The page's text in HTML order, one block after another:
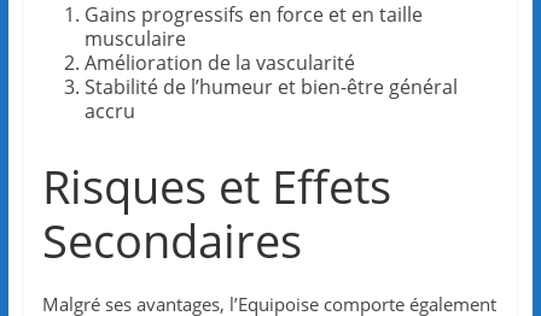
Gains progressifs en force et en taille
musculaire
Amélioration de la vascularité
Stabilité de l’humeur et bien-être général
accru
Risques et Effets
Secondaires
Malgré ses avantages, l’Equipoise comporte également